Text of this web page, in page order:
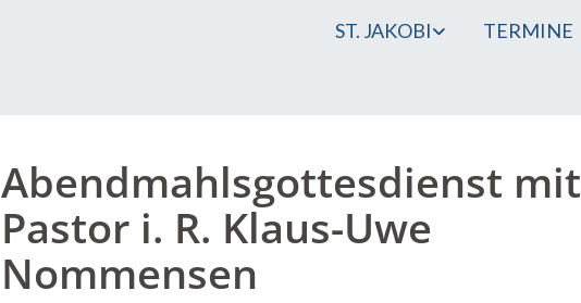
ST. JAKOBI TERMINE
Abendmahlsgottesdienst mit
Pastor i. R. Klaus-Uwe
Nommensen